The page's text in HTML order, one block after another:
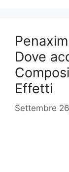
Dove
Effetti
Settembre